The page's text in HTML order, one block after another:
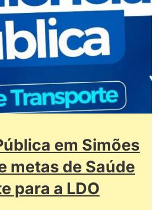
em Simões
metas de Saúde
para a LDO